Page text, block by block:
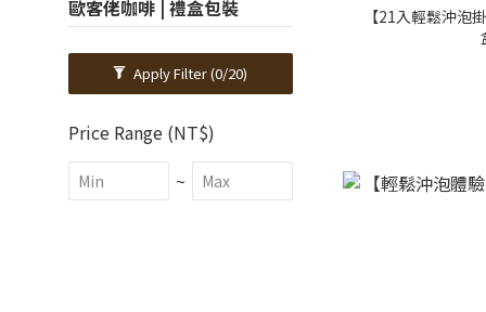
歐客佬咖啡 | 禮盒包裝
Apply Filter(0/20)
Price Range (NT$)
~
【21入輕鬆沖泡